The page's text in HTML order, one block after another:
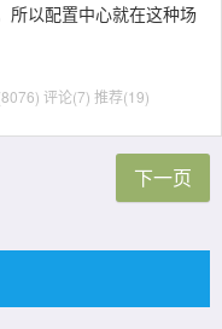
所以配置中心就在这种场
评论(7) 推荐(19)
下一页